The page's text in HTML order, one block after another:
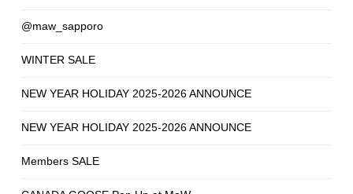
@maw_sapporo
WINTER SALE
NEW YEAR HOLIDAY 2025-2026 ANNOUNCE
NEW YEAR HOLIDAY 2025-2026 ANNOUNCE
Members SALE